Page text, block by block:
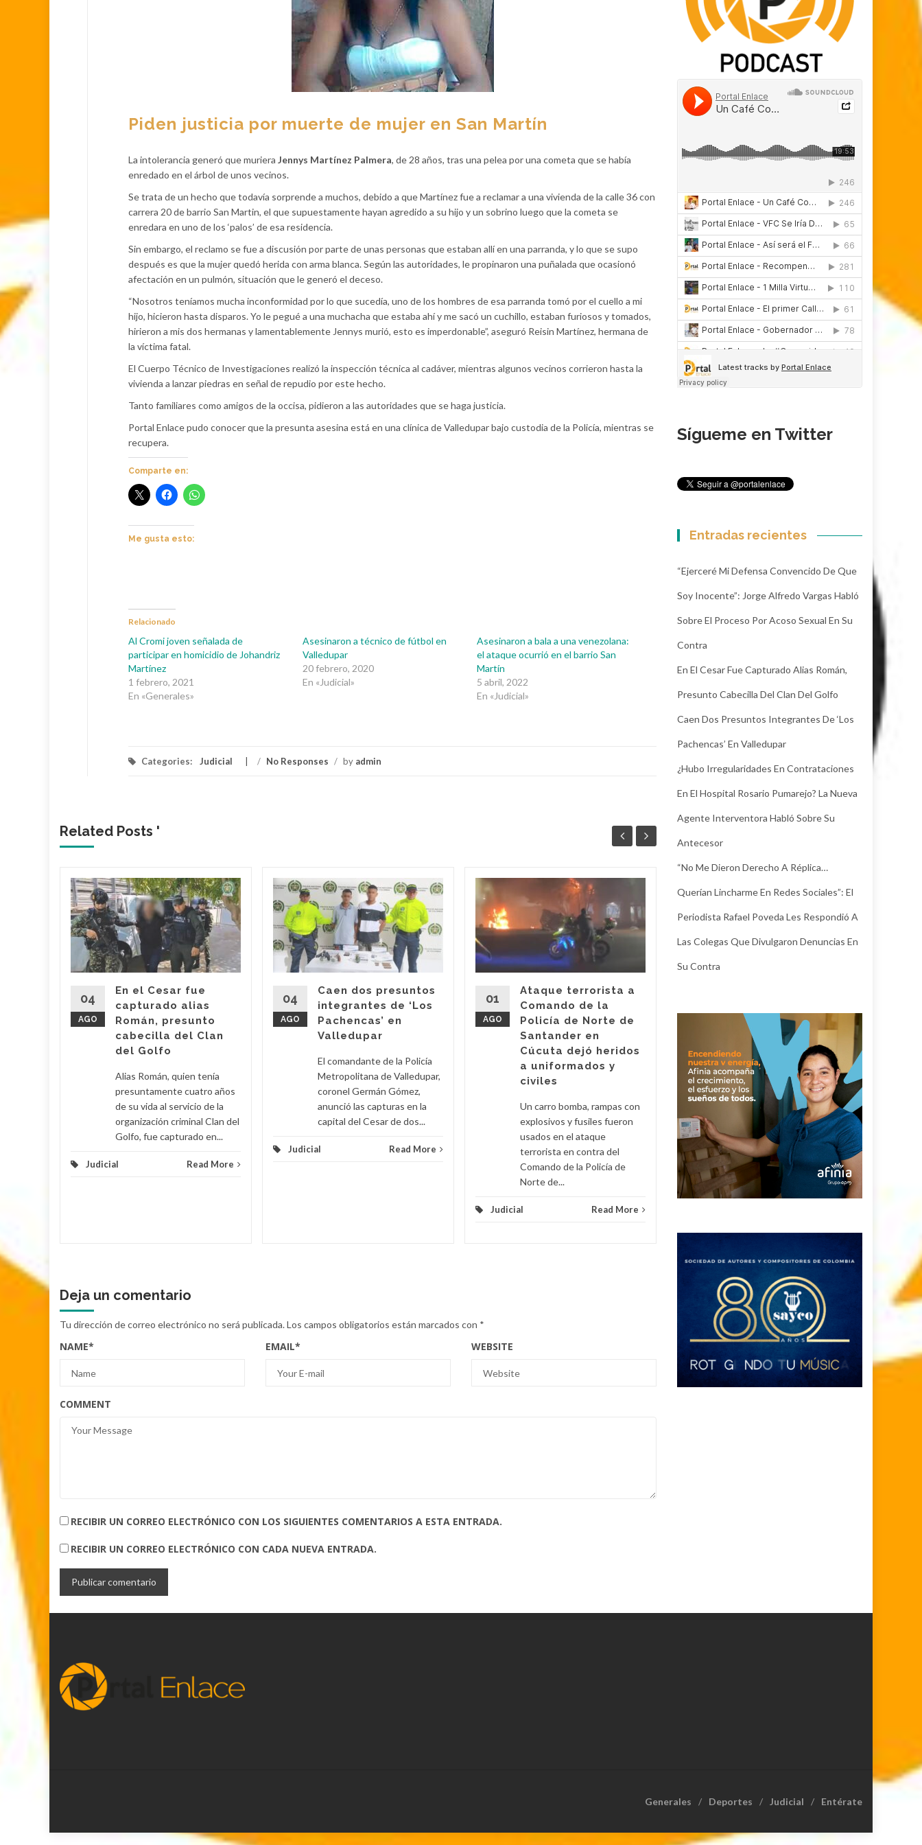
Piden justicia por muerte de mujer en San Martín
La intolerancia generó que muriera Jennys Martínez Palmera, de 28 años, tras una pelea por una cometa que se había
enredado en el árbol de unos vecinos.
Se trata de un hecho que todavía sorprende a muchos, debido a que Martínez fue a reclamar a una vivienda de la calle 36 con
carrera 20 de barrio San Martin, el que supuestamente hayan agredido a su hijo y un sobrino luego que la cometa se
enredara en uno de los ‘palos’ de esa residencia.
Sin embargo, el reclamo se fue a discusión por parte de unas personas que estaban allí en una parranda, y lo que se supo
después es que la mujer quedó herida con arma blanca. Según las autoridades, le propinaron una puñalada que ocasionó
afectación en un pulmón, situación que le generó el deceso.
“Nosotros teníamos mucha inconformidad por lo que sucedía, uno de los hombres de esa parranda tomó por el cuello a mi
hijo, hicieron hasta disparos. Yo le pegué a una muchacha que estaba ahí y me sacó un cuchillo, estaban furiosos y tomados,
hirieron a mis dos hermanas y lamentablemente Jennys murió, esto es imperdonable”, aseguró Reisin Martínez, hermana de
la víctima fatal.
El Cuerpo Técnico de Investigaciones realizó la inspección técnica al cadáver, mientras algunos vecinos corrieron hasta la
vivienda a lanzar piedras en señal de repudio por este hecho.
Tanto familiares como amigos de la occisa, pidieron a las autoridades que se haga justicia.
Portal Enlace pudo conocer que la presunta asesina está en una clínica de Valledupar bajo custodia de la Policía, mientras se
recupera.
Comparte en:
Me gusta esto:
Relacionado
Al Cromi joven señalada de
participar en homicidio de Johandriz
Martínez
1 febrero, 2021
En «Generales»
Asesinaron a técnico de fútbol en
Valledupar
20 febrero, 2020
En «Judicial»
Asesinaron a bala a una venezolana:
el ataque ocurrió en el barrio San
Martín
5 abril, 2022
En «Judicial»
Categories: Judicial / No Responses / by admin
Related Posts '
04
AGO
En el Cesar fue
capturado alias
Román, presunto
cabecilla del Clan
del Golfo
Alias Román, quien tenía
presuntamente cuatro años
de su vida al servicio de la
organización criminal Clan del
Golfo, fue capturado en...
Judicial Read More
04
AGO
Caen dos presuntos
integrantes de ‘Los
Pachencas’ en
Valledupar
El comandante de la Policía
Metropolitana de Valledupar,
coronel Germán Gómez,
anunció las capturas en la
capital del Cesar de dos...
Judicial Read More
01
AGO
Ataque terrorista a
Comando de la
Policía de Norte de
Santander en
Cúcuta dejó heridos
a uniformados y
civiles
Un carro bomba, rampas con
explosivos y fusiles fueron
usados en el ataque
terrorista en contra del
Comando de la Policía de
Norte de...
Judicial Read More
Juez legalizó la
captura de Deimer,
el hombre capturado
por intento de
Un juez con funciones de
control de garantías legalizó
la captura de Deimer José
Acosta Torregrosa, quien
debe afrontar un proceso...
Judicial Read More
Deja un comentario
Tu dirección de correo electrónico no será publicada.Los campos obligatorios están marcados con *
NAME* EMAIL* WEBSITE
COMMENT
RECIBIR UN CORREO ELECTRÓNICO CON LOS SIGUIENTES COMENTARIOS A ESTA ENTRADA.
RECIBIR UN CORREO ELECTRÓNICO CON CADA NUEVA ENTRADA.
Sígueme en Twitter
Entradas recientes
“Ejerceré Mi Defensa Convencido De Que
Soy Inocente”: Jorge Alfredo Vargas Habló
Sobre El Proceso Por Acoso Sexual En Su
Contra
En El Cesar Fue Capturado Alias Román,
Presunto Cabecilla Del Clan Del Golfo
Caen Dos Presuntos Integrantes De ‘Los
Pachencas’ En Valledupar
¿Hubo Irregularidades En Contrataciones
En El Hospital Rosario Pumarejo? La Nueva
Agente Interventora Habló Sobre Su
Antecesor
“No Me Dieron Derecho A Réplica…
Querían Lincharme En Redes Sociales”: El
Periodista Rafael Poveda Les Respondió A
Las Colegas Que Divulgaron Denuncias En
Su Contra
Generales Deportes Judicial Entérate